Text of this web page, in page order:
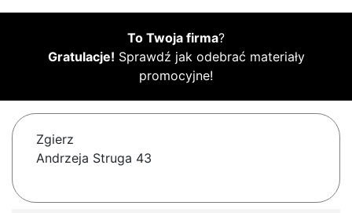
To Twoja firma?
Gratulacje! Sprawdź jak odebrać materiały
promocyjne!
Zgierz
Andrzeja Struga 43